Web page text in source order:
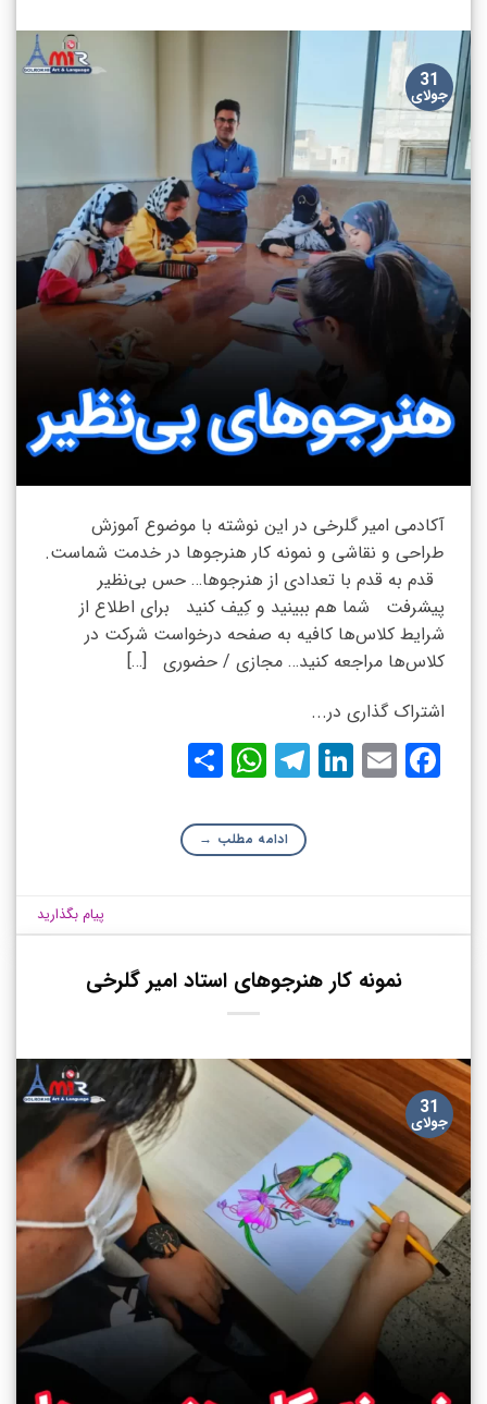
31
جولای
آکادمی امیر گلرخی در این نوشته با موضوع آموزش
طراحی و نقاشی و نمونه کار هنرجوها در خدمت شماست.
قدم به قدم با تعدادی از هنرجوها… حس بی‌نظیر
پیشرفت شما هم ببینید و کِیف کنید برای اطلاع از
شرایط کلاس‌ها کافیه به صفحه درخواست شرکت در
کلاس‌ها مراجعه کنید… مجازی / حضوری […]
اشتراک گذاری در...
Facebook
Email
LinkedIn
Telegram
WhatsApp
ادامه مطلب →
پیام بگذارید
نمونه کار هنرجوهای استاد امیر گلرخی
31
جولای